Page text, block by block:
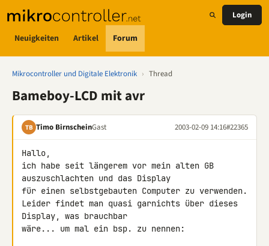
Neuigkeiten Artikel Forum
Login
Mikrocontroller und Digitale Elektronik › Thread
Bameboy-LCD mit avr
TB Timo BirnscheinGast 2003-02-09 14:16#22365
Hallo,
ich habe seit längerem vor mein alten GB
auszuschlachten und das Display
für einen selbstgebauten Computer zu verwenden.
Leider findet man quasi garnichts über dieses
Display, was brauchbar
wäre... um mal ein bsp. zu nennen: